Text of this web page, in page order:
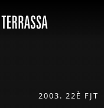
principal
2003. 22È FJT